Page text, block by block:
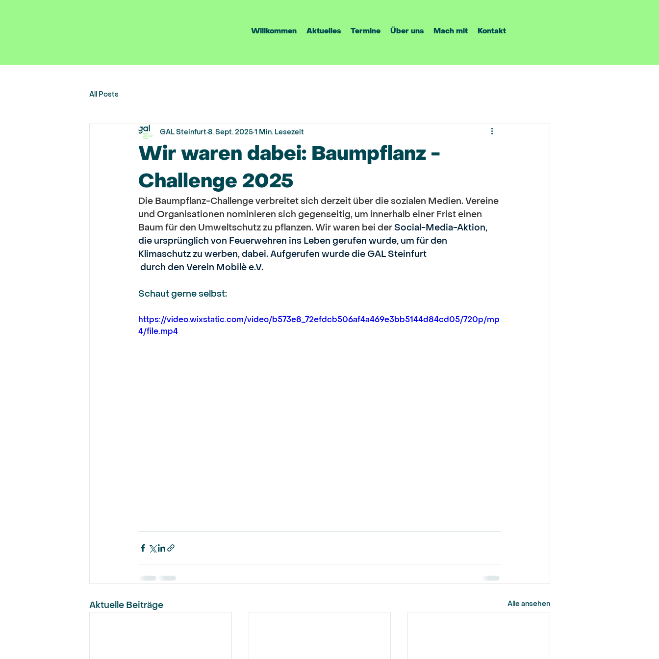
Willkommen Aktuelles Termine Über uns Mach mit Kontakt
All Posts
Wir waren dabei: Baumpflanz -
Challenge 2025
GAL Steinfurt 8. Sept. 20251 Min. Lesezeit
Die Baumpflanz-Challenge verbreitet sich derzeit über die sozialen Medien. Vereine
und Organisationen nominieren sich gegenseitig, um innerhalb einer Frist einen
Baum für den Umweltschutz zu pflanzen. Wir waren bei der Social-Media-Aktion,
die ursprünglich von Feuerwehren ins Leben gerufen wurde, um für den
Klimaschutz zu werben, dabei. Aufgerufen wurde die GAL Steinfurt
durch den Verein Mobilè e.V.
Schaut gerne selbst:
https://video.wixstatic.com/video/b573e8_72efdcb506af4a469e3bb5144d84cd05/720p/mp
4/file.mp4
Aktuelle Beiträge Alle ansehen